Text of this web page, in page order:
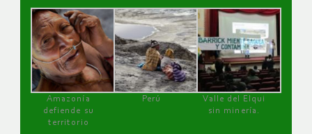
Amazonía
defiende su
territorio
Perú
Valle del Elqui
sin minería.